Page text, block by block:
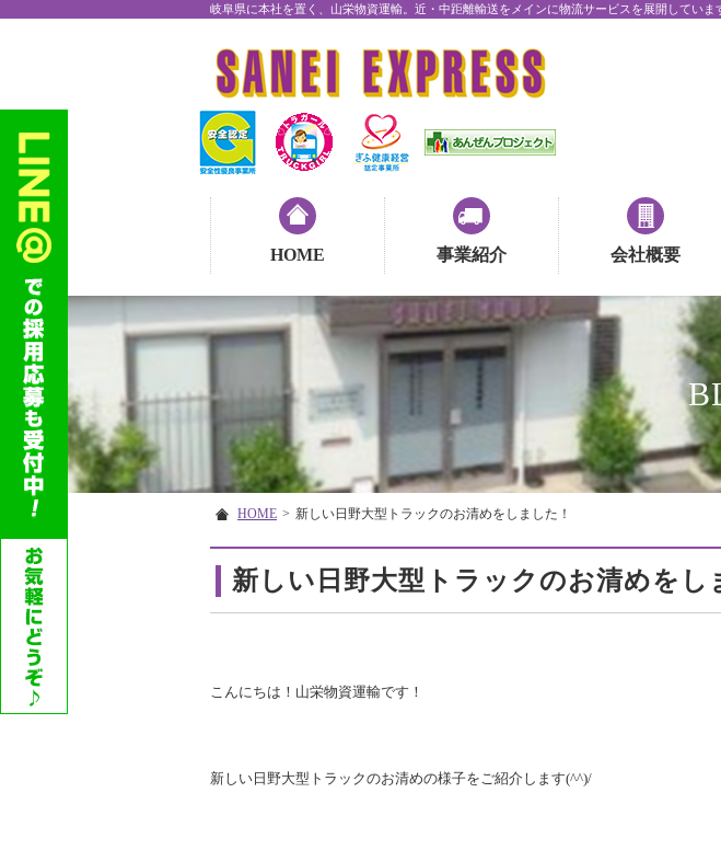
岐阜県に本社を置く、山栄物資運輸。近・中距離輸送をメインに物流サービスを展開していま
HOME 事業紹介 会社概要
HOME > 新しい日野大型トラックのお清めをしました！
新しい日野大型トラックのお清めをし
こんにちは！山栄物資運輸です！
新しい日野大型トラックのお清めの様子をご紹介します(^^)/